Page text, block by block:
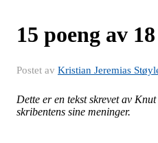
15 poeng av
Postet av Kristian Jeremias
Dette er en tekst skrevet av
skribentens sine meninger.